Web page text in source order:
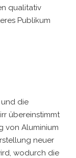
qualitativ
Publikum
und die
übereinstimmt
von Aluminium
neuer
wodurch die